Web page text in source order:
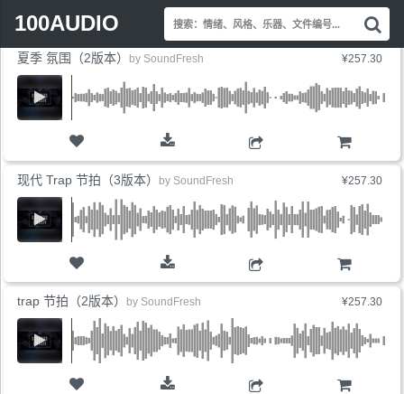
100AUDIO
Search
索
情
风
器
文
编
展开标签 价格最低
¥257.30
夏季 氛围（2版本） by SoundFresh
¥257.30
现代 Trap 节拍（3版本） by SoundFresh
¥257.30
trap 节拍（2版本） by SoundFresh